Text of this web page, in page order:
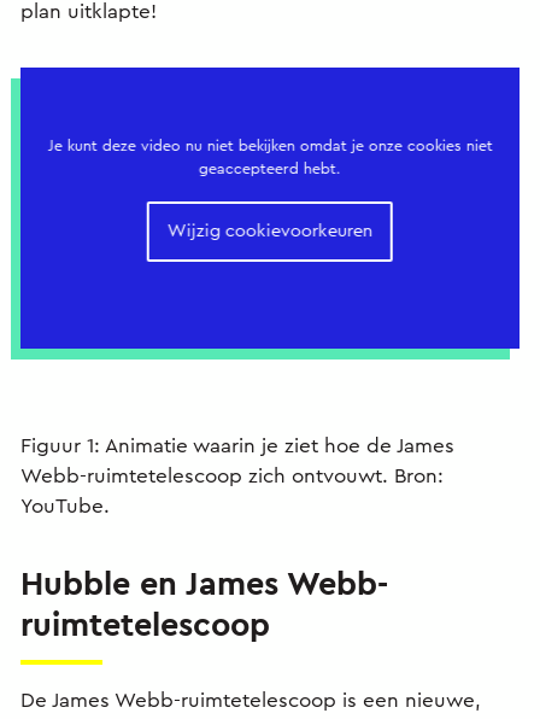
plan uitklapte!
Je kunt deze video nu niet bekijken omdat je onze cookies niet
geaccepteerd hebt.
Wijzig cookievoorkeuren
Figuur 1: Animatie waarin je ziet hoe de James
Webb-ruimtetelescoop zich ontvouwt. Bron:
YouTube.
Hubble en James Webb-
ruimtetelescoop
De James Webb-ruimtetelescoop is een nieuwe,